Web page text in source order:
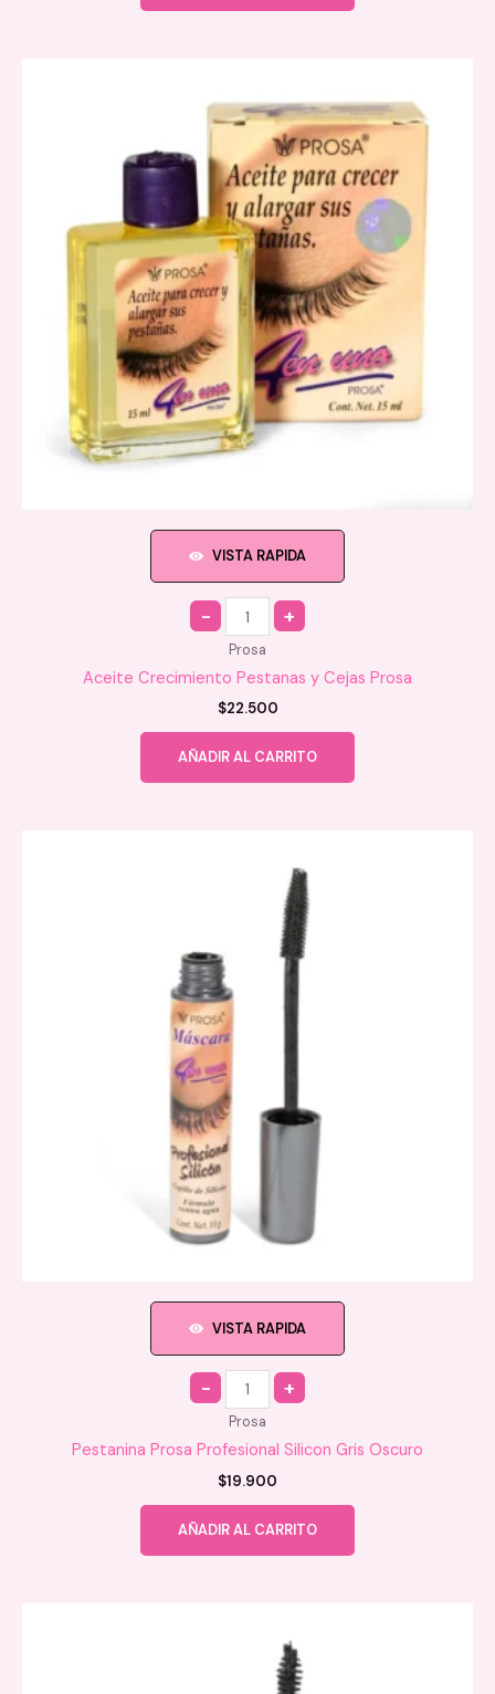
VISTA RAPIDA
Quantity
Prosa
Aceite Crecimiento Pestanas y Cejas Prosa
$22.500
AÑADIR AL CARRITO
VISTA RAPIDA
Quantity
Prosa
Pestanina Prosa Profesional Silicon Gris Oscuro
$19.900
AÑADIR AL CARRITO